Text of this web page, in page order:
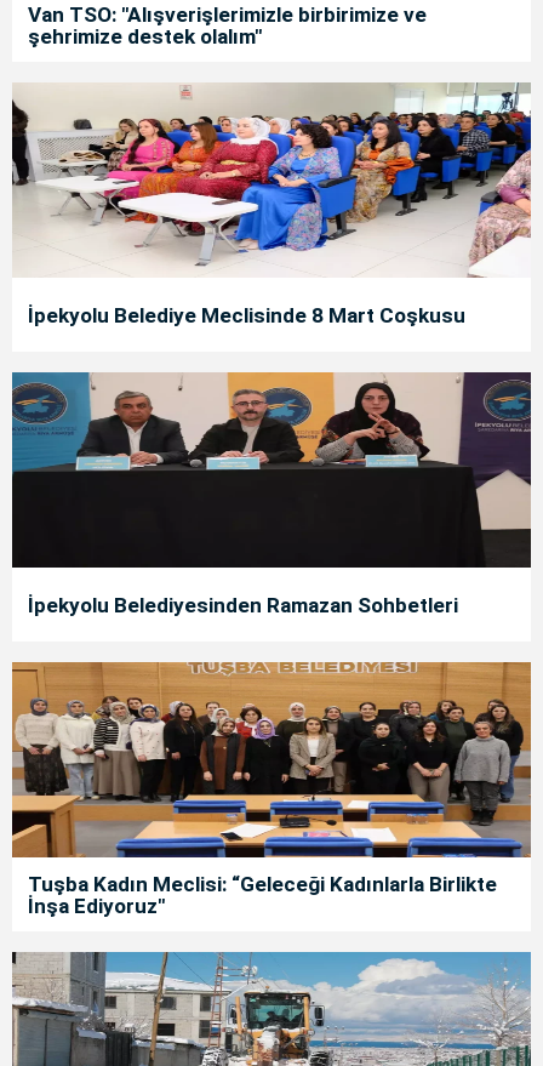
Van TSO: "Alışverişlerimizle birbirimize ve
şehrimize destek olalım"
İpekyolu Belediye Meclisinde 8 Mart Coşkusu
İpekyolu Belediyesinden Ramazan Sohbetleri
Tuşba Kadın Meclisi: “Geleceği Kadınlarla Birlikte
İnşa Ediyoruz"